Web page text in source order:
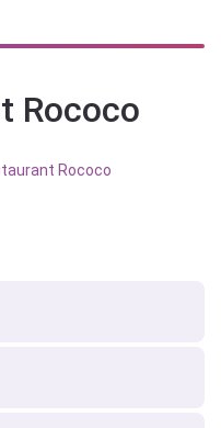
Rococo
Rococo